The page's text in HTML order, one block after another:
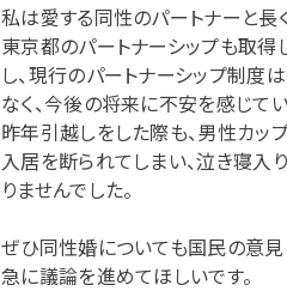
私は愛する同性のパートナーと長
東京都のパートナーシップも取得
し、現行のパートナーシップ制度
なく、今後の将来に不安を感じて
昨年引越しをした際も、男性カッ
入居を断られてしまい、泣き寝入
りませんでした。
ぜひ同性婚についても国民の意見
急に議論を進めてほしいです。